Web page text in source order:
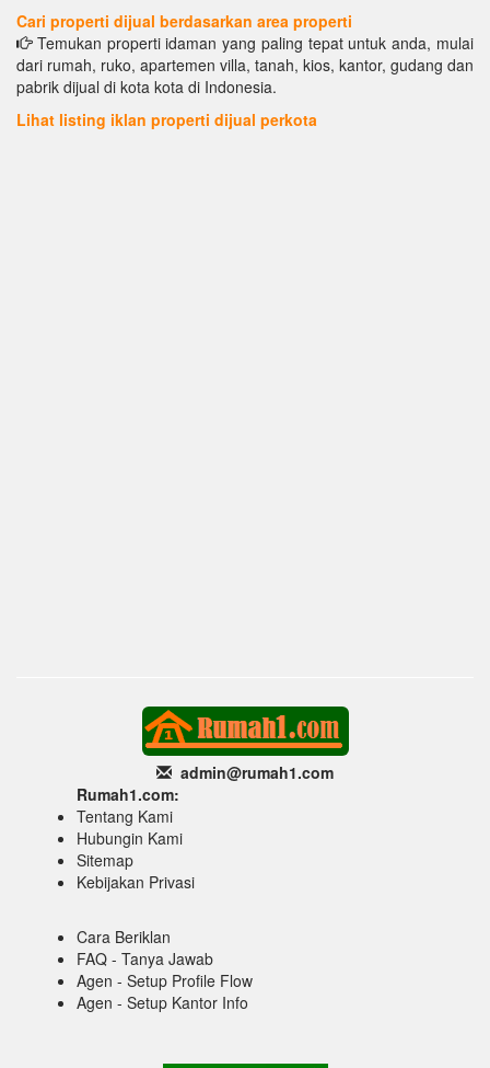
Cari properti dijual berdasarkan area properti
Temukan properti idaman yang paling tepat untuk anda, mulai
dari rumah, ruko, apartemen villa, tanah, kios, kantor, gudang dan
pabrik dijual di kota kota di Indonesia.
Lihat listing iklan properti dijual perkota
admin@rumah1.com
Rumah1.com:
Tentang Kami
Hubungin Kami
Sitemap
Kebijakan Privasi
Cara Beriklan
FAQ - Tanya Jawab
Agen - Setup Profile Flow
Agen - Setup Kantor Info